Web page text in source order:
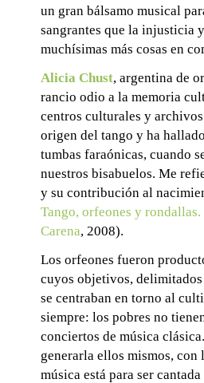
un gran bálsamo musical
sangrantes que la injusticia
muchísimas más cosas en
Alicia Chust, argentina de
rancio odio a la memoria
centros culturales y
origen del tango y ha
tumbas faraónicas, cuando
nuestros bisabuelos. Me
y su contribución al
Tango, orfeones y
Carena, 2008).
Los orfeones fueron
cuyos objetivos,
se centraban en torno al
siempre: los pobres no
conciertos de música
generarla ellos mismos, con
música está para ser